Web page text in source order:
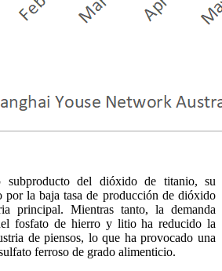
subproducto del dióxido de titanio, su
por la baja tasa de producción de dióxido
principal. Mientras tanto, la demanda
fosfato de hierro y litio ha reducido la
de piensos, lo que ha provocado una
ferroso de grado alimenticio.